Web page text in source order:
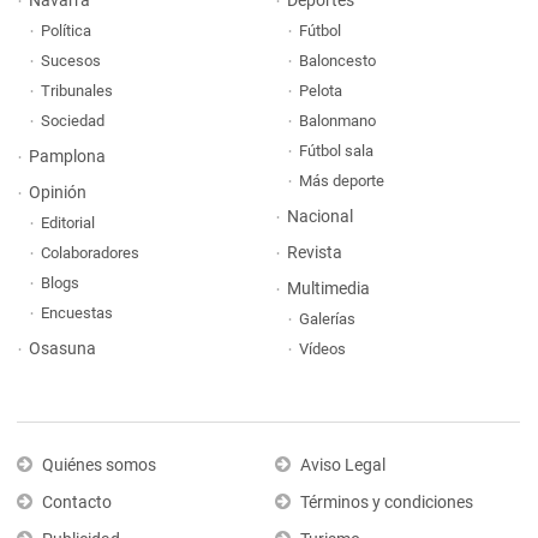
Política
Sucesos
Tribunales
Sociedad
Pamplona
Opinión
Editorial
Colaboradores
Blogs
Encuestas
Osasuna
Fútbol
Baloncesto
Pelota
Balonmano
Fútbol sala
Más deporte
Nacional
Revista
Multimedia
Galerías
Vídeos
Quiénes somos
Contacto
Aviso Legal
Términos y condiciones